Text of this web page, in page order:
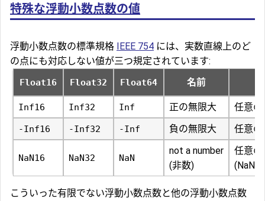
特殊な浮動小数点数の値
浮動小数点数の標準規格 IEEE 754 には、実数直線上のど
の点にも対応しない値が三つ規定されています:
Float16 Float32 Float64 名前
Inf16 Inf32 Inf 正の無限大 任意の
-Inf16 -Inf32 -Inf 負の無限大 任意の
NaN16 NaN32 NaN
not a number
(非数)
任意
(NaN
こういった有限でない浮動小数点数と他の浮動小数点数